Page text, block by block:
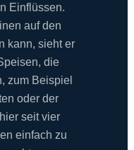
Einflüssen.
auf den
kann, sieht er
die
zum Beispiel
oder der
seit vier
einfach zu